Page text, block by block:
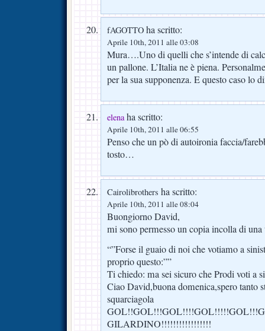
fAGOTTO ha scritto:
Aprile 10th, 2011 alle 03:08
Mura….Uno di quelli che s’intende di
un pallone. L’Italia ne è piena.
per la sua supponenza. E questo caso lo
elenaha scritto:
Aprile 10th, 2011 alle 06:55
Penso che un pò di autoironia faccia/
tosto…
Cairolibrothers ha scritto:
Aprile 10th, 2011 alle 08:04
Buongiorno David,
mi sono permesso un copia incolla di una
“”Forse il guaio di noi che votiamo a
proprio questo:””
Ti chiedo: ma sei sicuro che Prodi voti a
Ciao David,buona domenica,spero tanto
squarciagola
GILARDINO!!!!!!!!!!!!!!!!!